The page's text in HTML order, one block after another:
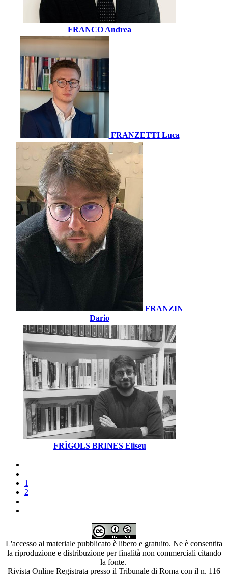
FRANCO Andrea
FRANZETTI Luca
FRANZIN
Dario
FRÌGOLS BRINES Eliseu
1
2
L'accesso al materiale pubblicato è libero e gratuito. Ne è consentita
la riproduzione e distribuzione per finalità non commerciali citando
la fonte.
Rivista Online Registrata presso il Tribunale di Roma con il n. 116